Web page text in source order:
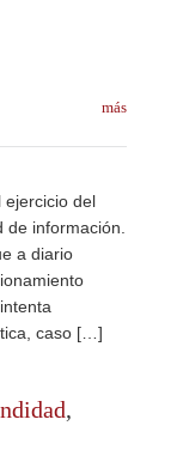
ejercicio del
información.
a diario
caso […]
más
,